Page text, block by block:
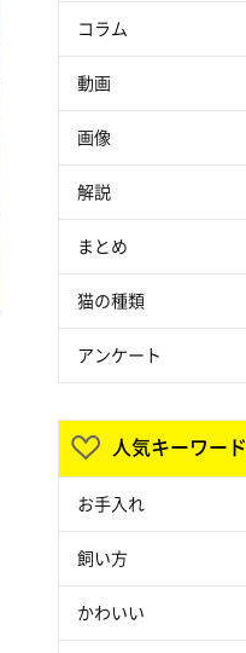
コラム
動画
画像
解説
まとめ
猫の種類
アンケート
人気キーワード
お手入れ
飼い方
かわいい